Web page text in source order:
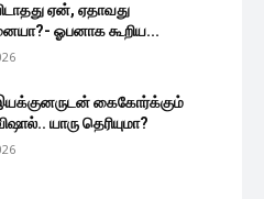
ஏன், ஏதாவது
ஓபனாக கூறிய...
கைகோர்க்கும்
யாரு தெரியுமா?